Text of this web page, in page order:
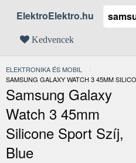
ElektroElektro.hu
Kedvencek
ELEKTRONIKA ÉS MOBIL
JELENLEGI:
SAMSUNG GALAXY WATCH 3 45MM
Samsung Galaxy
Watch 3 45mm
Silicone Sport Szíj,
Blue